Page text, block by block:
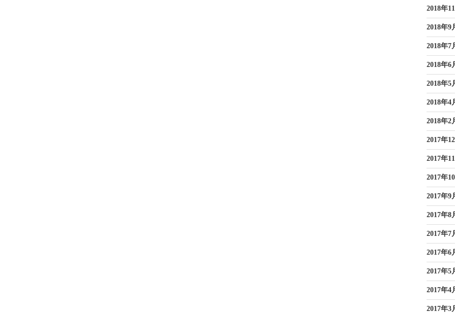
2018年11
2018年9
2018年7
2018年6
2018年5
2018年4
2018年2
2017年12
2017年11
2017年10
2017年9
2017年8
2017年7
2017年6
2017年5
2017年4
2017年3